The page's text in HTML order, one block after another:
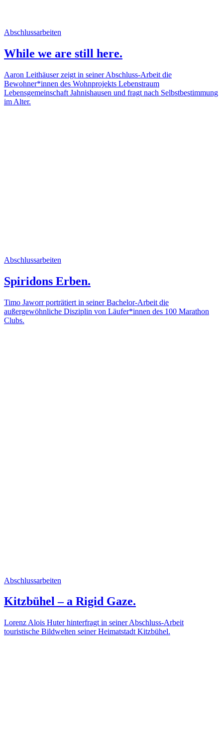
Abschlussarbeiten
While we are still here.
Aaron Leithäuser zeigt in seiner Abschluss-Arbeit die
Bewohner*innen des Wohnprojekts Lebenstraum
Lebensgemeinschaft Jahnishausen und fragt nach Selbstbestimmung
im Alter.
Abschlussarbeiten
Spiridons Erben.
Timo Jaworr porträtiert in seiner Bachelor-Arbeit die
außergewöhnliche Disziplin von Läufer*innen des 100 Marathon
Clubs.
Abschlussarbeiten
Kitzbühel – a Rigid Gaze.
Lorenz Alois Huter hinterfragt in seiner Abschluss-Arbeit
touristische Bildwelten seiner Heimatstadt Kitzbühel.